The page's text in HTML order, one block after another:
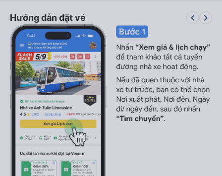
Hướng dẫn đặt vé keyboard_arrow_left keyboard_arrow_right